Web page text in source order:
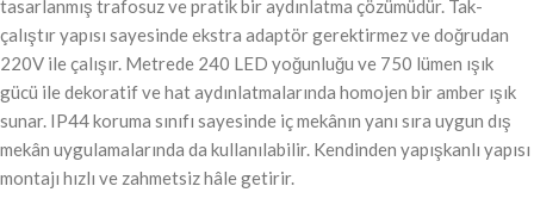
tasarlanmış trafosuz ve pratik bir aydınlatma çözümüdür. Tak-
çalıştır yapısı sayesinde ekstra adaptör gerektirmez ve doğrudan
220V ile çalışır. Metrede 240 LED yoğunluğu ve 750 lümen ışık
gücü ile dekoratif ve hat aydınlatmalarında homojen bir amber ışık
sunar. IP44 koruma sınıfı sayesinde iç mekânın yanı sıra uygun dış
mekân uygulamalarında da kullanılabilir. Kendinden yapışkanlı yapısı
montajı hızlı ve zahmetsiz hâle getirir.